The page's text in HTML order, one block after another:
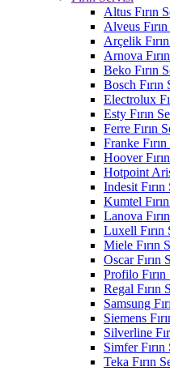
Altus Fırın
Alveus
Arçelik
Arnova
Beko Fırın
Bosch Fırın
Electrolux
Esty Fırın
Ferre Fırın
Franke
Hoover
Hotpoint
Indesit Fırın
Kumtel
Lanova
Luxell Fırın
Miele Fırın
Oscar Fırın
Profilo Fırın
Regal Fırın
Samsung
Siemens
Silverline
Simfer Fırın
Teka Fırın